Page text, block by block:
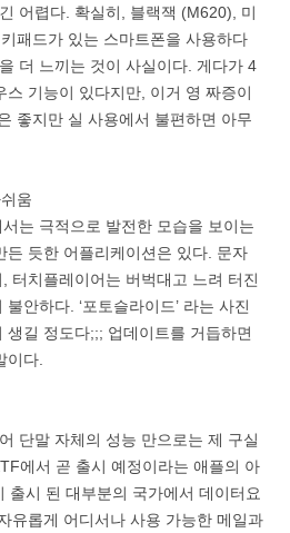
어렵다. 확실히, 블랙잭 (M620), 미
패드가 있는 스마트폰을 사용하다
더 느끼는 것이 사실이다. 게다가 4
스 기능이 있다지만, 이거 영 짜증이
좋지만 실 사용에서 불편하면 아무
움
는 극적으로 발전한 모습을 보이는
든 듯한 어플리케이션은 있다. 문자
터치플레이어는 버벅대고 느려 터진
안하다. ‘포토슬라이드’ 라는 사진
생길 정도다;;; 업데이트를 거듭하면
이다.
단말 자체의 성능 만으로는 제 구실
에서 곧 출시 예정이라는 애플의 아
출시 된 대부분의 국가에서 데이터요
유롭게 어디서나 사용 가능한 메일과